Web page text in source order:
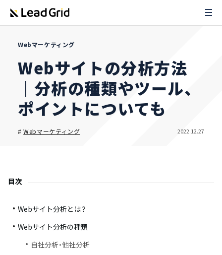
Webマーケティング
Webサイトの分析方法
｜分析の種類やツール、
ポイントについても
#Webマーケティング 2022.12.27
目次
Webサイト分析とは？
Webサイト分析の種類
自社分析・他社分析